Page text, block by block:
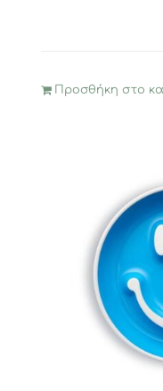
Προσθήκη στο